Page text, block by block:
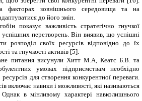
факторах зовнішнього середовища та на
до його змін.
показує важливість стратегічно гнучкої
успішних перетворень. Він виявив, що успішні
розподіл своїх ресурсів відповідно до їх
та гнучкості активів [5].
питання висунули Хитт М.А, Кеатс Б.В. та
умовах підприємствам необхідно
для створення конкурентної переваги.
включає навики і можливості, які називаються
в мінливому характері навколишнього